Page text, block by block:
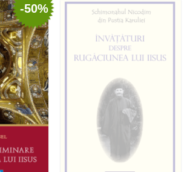
Wishlist Adaugă în coș Wishlist
-50%